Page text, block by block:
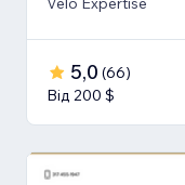
5,0 (66)
Від 200 $